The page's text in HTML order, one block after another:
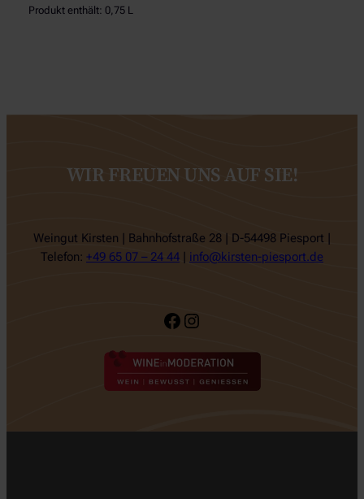
Produkt enthält: 0,75 L
WIR FREUEN UNS AUF SIE!
Weingut Kirsten | Bahnhofstraße 28 | D-54498 Piesport |
Telefon: +49 65 07 – 24 44 info@kirsten-piesport.de
Facebook Instagram